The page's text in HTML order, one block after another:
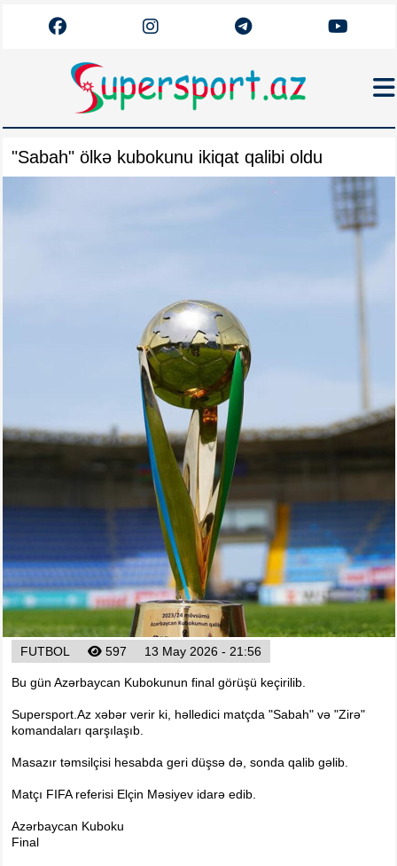
Ulduz
Döyüş
Taekvondo
Boks
Kikboks
Tayboks
Karate
Seçilmişlər
Video
Foto
Digər
"Sabah" ölkə kubokunu ikiqat qalibi oldu
FUTBOL 597 13 May 2026 - 21:56
Bu gün Azərbaycan Kubokunun final görüşü keçirilib.
Supersport.Az xəbər verir ki, həlledici matçda "Sabah" və "Zirə"
komandaları qarşılaşıb.
Masazır təmsilçisi hesabda geri düşsə də, sonda qalib gəlib.
Matçı FIFA referisi Elçin Məsiyev idarə edib.
Azərbaycan Kuboku
Final